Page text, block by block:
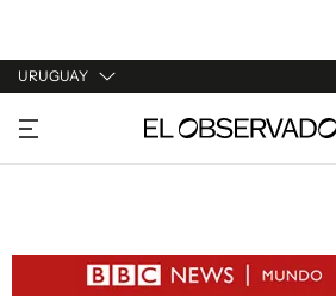
URUGUAY
URUGUAY
ARGENTINA
ESTADOS UNIDOS